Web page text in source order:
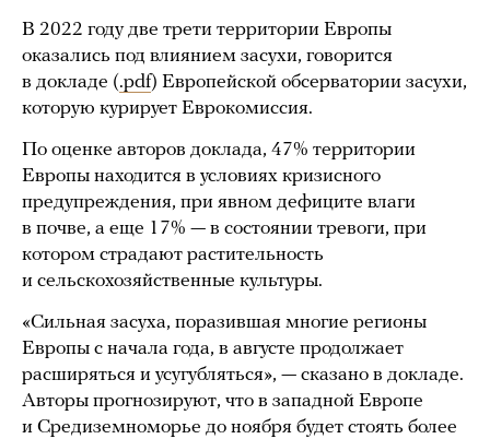
В 2022 году две трети территории Европы
оказались под влиянием засухи, говорится
в докладе (.pdf) Европейской обсерватории засухи,
которую курирует Еврокомиссия.
По оценке авторов доклада, 47% территории
Европы находится в условиях кризисного
предупреждения, при явном дефиците влаги
в почве, а еще 17% — в состоянии тревоги, при
котором страдают растительность
и сельскохозяйственные культуры.
«Сильная засуха, поразившая многие регионы
Европы с начала года, в августе продолжает
расширяться и усугубляться», — сказано в докладе.
Авторы прогнозируют, что в западной Европе
и Средиземноморье до ноября будет стоять более